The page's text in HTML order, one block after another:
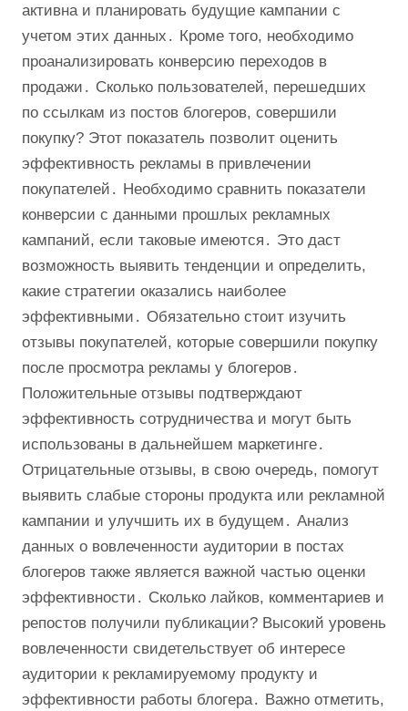
активна и планировать будущие кампании с
учетом этих данных․ Кроме того, необходимо
проанализировать конверсию переходов в
продажи․ Сколько пользователей, перешедших
по ссылкам из постов блогеров, совершили
покупку? Этот показатель позволит оценить
эффективность рекламы в привлечении
покупателей․ Необходимо сравнить показатели
конверсии с данными прошлых рекламных
кампаний, если таковые имеются․ Это даст
возможность выявить тенденции и определить,
какие стратегии оказались наиболее
эффективными․ Обязательно стоит изучить
отзывы покупателей, которые совершили покупку
после просмотра рекламы у блогеров․
Положительные отзывы подтверждают
эффективность сотрудничества и могут быть
использованы в дальнейшем маркетинге․
Отрицательные отзывы, в свою очередь, помогут
выявить слабые стороны продукта или рекламной
кампании и улучшить их в будущем․ Анализ
данных о вовлеченности аудитории в постах
блогеров также является важной частью оценки
эффективности․ Сколько лайков, комментариев и
репостов получили публикации? Высокий уровень
вовлеченности свидетельствует об интересе
аудитории к рекламируемому продукту и
эффективности работы блогера․ Важно отметить,